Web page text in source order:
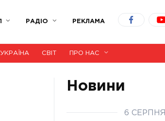
РАДІО РЕКЛАМА
УКРАЇНА СВІТ ПРО НАС
Новини
6 СЕРПНЯ